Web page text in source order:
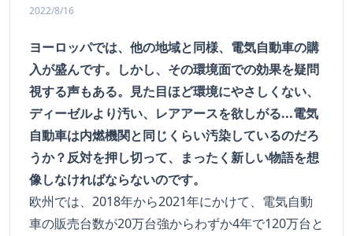
2022/8/16
ヨーロッパでは、他の地域と同様、電気自動車の購
入が盛んです。しかし、その環境面での効果を疑問
視する声もある。見た目ほど環境にやさしくない、
ディーゼルより汚い、レアアースを欲しがる...電気
自動車は内燃機関と同じくらい汚染しているのだろ
うか？反対を押し切って、まったく新しい物語を想
像しなければならないのです。
欧州では、2018年から2021年にかけて、電気自動
車の販売台数が20万台強からわずか4年で120万台と